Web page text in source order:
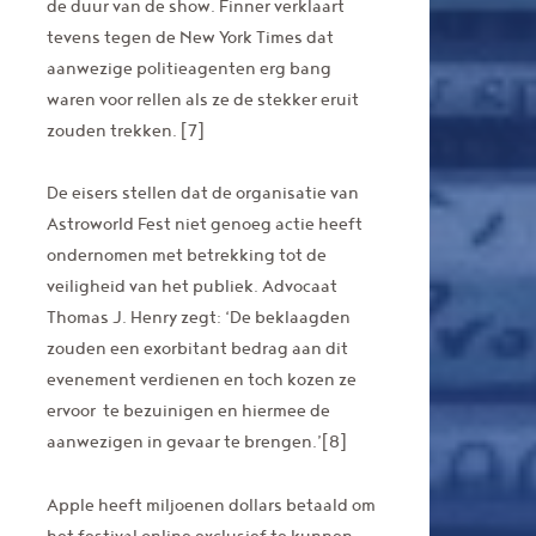
de duur van de show. Finner verklaart
tevens tegen de New York Times dat
aanwezige politieagenten erg bang
waren voor rellen als ze de stekker eruit
zouden trekken. [7]
De eisers stellen dat de organisatie van
Astroworld Fest niet genoeg actie heeft
ondernomen met betrekking tot de
veiligheid van het publiek. Advocaat
Thomas J. Henry zegt: ‘De beklaagden
zouden een exorbitant bedrag aan dit
evenement verdienen en toch kozen ze
ervoor te bezuinigen en hiermee de
aanwezigen in gevaar te brengen.’[8]
Apple heeft miljoenen dollars betaald om